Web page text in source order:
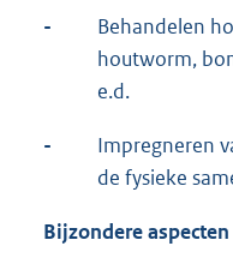
-
Behandelen
houtworm,
e.d.
-
Impregneren
de fysieke
Bijzondere aspecten